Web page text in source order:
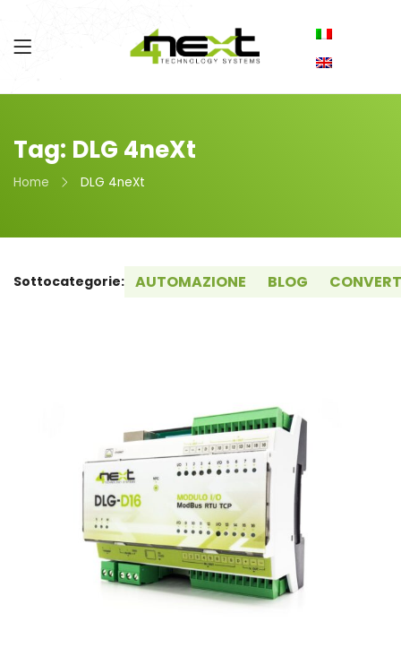
Tag: DLG 4neXt
Home DLG 4neXt
Sottocategorie: AUTOMAZIONE BLOG